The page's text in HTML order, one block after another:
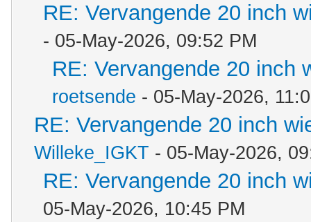
RE: Vervangende 20 inch
- 05-May-2026, 09:52 PM
RE: Vervangende 20 inch
roetsende - 05-May-2026,
RE: Vervangende 20 inch
Willeke_IGKT - 05-May-2026,
RE: Vervangende 20 inch
05-May-2026, 10:45 PM